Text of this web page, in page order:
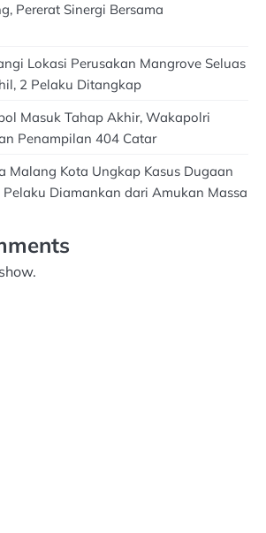
Pererat Sinergi Bersama
Lokasi Perusakan Mangrove Seluas
2 Pelaku Ditangkap
Masuk Tahap Akhir, Wakapolri
Penampilan 404 Catar
Malang Kota Ungkap Kasus Dugaan
Diamankan dari Amukan Massa